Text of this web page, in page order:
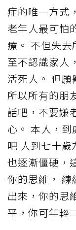
症的唯一方式
老年人最可怕
療。 不但失去
至不認識家人
活死人。 但願
所以所有的朋
話吧，不要嫌
心。 本人，
吧 人到七十
也逐漸僵硬，
你的思維， 練
出來，你的思
平，你可年輕